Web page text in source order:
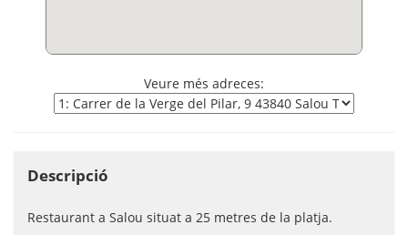
Veure més adreces:
Descripció
Restaurant a Salou situat a 25 metres de la platja.